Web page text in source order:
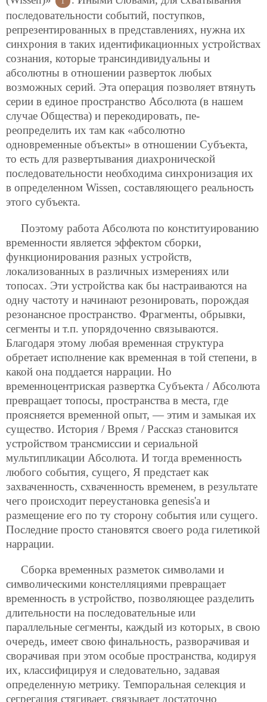
последовательности событий, поступков,
репрезентированных в представлениях, нужна их
синхрония в таких идентификационных устройствах
сознания, которые трансиндивидуальны и
абсолютны в отношении разверток любых
возможных серий. Эта операция позволяет втянуть
серии в единое пространство Абсолюта (в нашем
случае Общества) и перекодировать, пе-
реопределить их там как «абсолютно
одновременные объекты» в отношении Субъекта,
то есть для развертывания диахронической
последовательности необходима синхронизация их
в определенном Wissen, составляющего реальность
этого субъекта.
Поэтому работа Абсолюта по конституированию
временности является эффектом сборки,
функционирования разных устройств,
локализованных в различных измерениях или
топосах. Эти устройства как бы настраиваются на
одну частоту и начинают резонировать, порождая
резонансное пространство. Фрагменты, обрывки,
сегменты и т.п. упорядоченно связываются.
Благодаря этому любая временная структура
обретает исполнение как временная в той степени, в
какой она поддается наррации. Но
временноцентриская развертка Субъекта / Абсолюта
превращает топосы, пространства в места, где
проясняется временной опыт, — этим и замыкая их
существо. История / Время / Рассказ становится
устройством трансмиссии и сериальной
мультипликации Абсолюта. И тогда временность
любого события, сущего, Я предстает как
захваченность, схваченность временем, в результате
чего происходит переустановка genesis'а и
размещение его по ту сторону события или сущего.
Последние просто становятся своего рода гилетикой
наррации.
Сборка временных разметок символами и
символическими констелляциями превращает
временность в устройство, позволяющее разделить
длительности на последовательные или
параллельные сегменты, каждый из которых, в свою
очередь, имеет свою финальность, разворачивая и
сворачивая при этом особые пространства, кодируя
их, классифицируя и следовательно, задавая
определенную метрику. Темпоральная селекция и
сегрегация стягивает, связывает достаточно